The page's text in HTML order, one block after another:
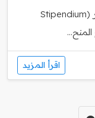
تُعد منحة منحة حكومة هنغاريا في المجر (Stipendium
اقرأ المزيد